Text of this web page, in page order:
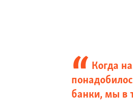
Когда
банки, мы в